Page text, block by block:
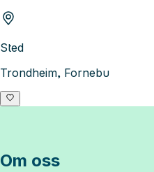
Sted
Trondheim, Fornebu
Om oss